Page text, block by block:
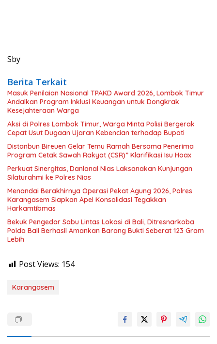
Sby
Berita Terkait
Masuk Penilaian Nasional TPAKD Award 2026, Lombok Timur
Andalkan Program Inklusi Keuangan untuk Dongkrak
Kesejahteraan Warga
Aksi di Polres Lombok Timur, Warga Minta Polisi Bergerak
Cepat Usut Dugaan Ujaran Kebencian terhadap Bupati
Distanbun Bireuen Gelar Temu Ramah Bersama Penerima
Program Cetak Sawah Rakyat (CSR)” Klarifikasi Isu Hoax
Perkuat Sinergitas, Danlanal Nias Laksanakan Kunjungan
Silaturahmi ke Polres Nias
Menandai Berakhirnya Operasi Pekat Agung 2026, Polres
Karangasem Siapkan Apel Konsolidasi Tegakkan
Harkamtibmas
Bekuk Pengedar Sabu Lintas Lokasi di Bali, Ditresnarkoba
Polda Bali Berhasil Amankan Barang Bukti Seberat 123 Gram
Lebih
Post Views: 154
Karangasem